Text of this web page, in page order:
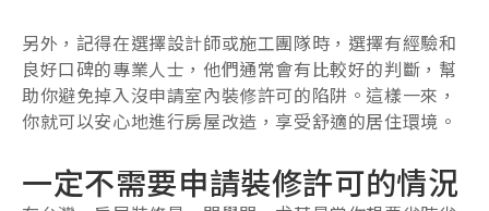
另外，記得在選擇設計師或施工團隊時，選擇有經驗和
良好口碑的專業人士，他們通常會有比較好的判斷，幫
助你避免掉入沒申請室內裝修許可的陷阱。這樣一來，
你就可以安心地進行房屋改造，享受舒適的居住環境。
一定不需要申請裝修許可的情況